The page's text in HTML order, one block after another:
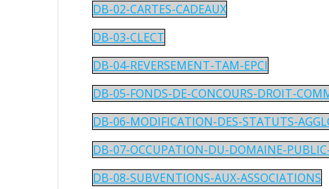
DB-02-CARTES-CADEAUX
DB-03-CLECT
DB-04-REVERSEMENT-TAM-EPCI
DB-05-FONDS-DE-CONCOURS-DROIT-
DB-06-MODIFICATION-DES-STATUTS-
DB-07-OCCUPATION-DU-DOMAINE-
DB-08-SUBVENTIONS-AUX-ASSOCIATIONS